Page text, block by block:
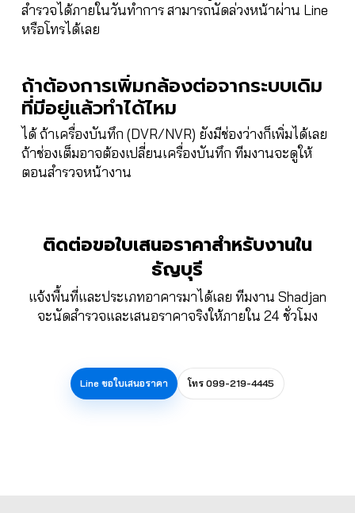
สำรวจได้ภายในวันทำการ สามารถนัดล่วงหน้าผ่าน Line
หรือโทรได้เลย
ถ้าต้องการเพิ่มกล้องต่อจากระบบเดิม
ที่มีอยู่แล้วทำได้ไหม
ได้ ถ้าเครื่องบันทึก (DVR/NVR) ยังมีช่องว่างก็เพิ่มได้เลย
ถ้าช่องเต็มอาจต้องเปลี่ยนเครื่องบันทึก ทีมงานจะดูให้
ตอนสำรวจหน้างาน
ติดต่อขอใบเสนอราคาสำหรับงานใน
ธัญบุรี
แจ้งพื้นที่และประเภทอาคารมาได้เลย ทีมงาน Shadjan
จะนัดสำรวจและเสนอราคาจริงให้ภายใน 24 ชั่วโมง
Line ขอใบเสนอราคา โทร 099-219-4445